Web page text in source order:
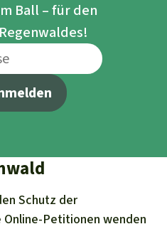
Ball – für den
Schutz der
Online-Petitionen wenden